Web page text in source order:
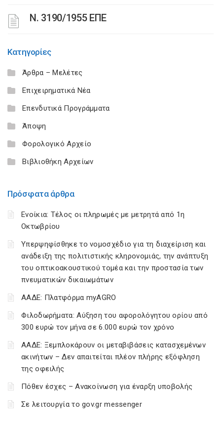
Ν. 3190/1955 ΕΠΕ
Κατηγορίες
Άρθρα – Μελέτες
Επιχειρηματικά Νέα
Επενδυτικά Προγράμματα
Άποψη
Φορολογικό Αρχείο
Βιβλιοθήκη Αρχείων
Πρόσφατα άρθρα
Ενοίκια: Τέλος οι πληρωμές με μετρητά από 1η
Οκτωβρίου
Υπερψηφίσθηκε το νομοσχέδιο για τη διαχείριση και
ανάδειξη της πολιτιστικής κληρονομιάς, την ανάπτυξη
του οπτικοακουστικού τομέα και την προστασία των
πνευματικών δικαιωμάτων
ΑΑΔΕ: Πλατφόρμα myAGRO
Φιλοδωρήματα: Αύξηση του αφορολόγητου ορίου από
300 ευρώ τον μήνα σε 6.000 ευρώ τον χρόνο
ΑΑΔΕ: Ξεμπλοκάρουν οι μεταβιβάσεις κατασχεμένων
ακινήτων – Δεν απαιτείται πλέον πλήρης εξόφληση
της οφειλής
Πόθεν έσχες – Ανακοίνωση για έναρξη υποβολής
Σε λειτουργία το gov.gr messenger